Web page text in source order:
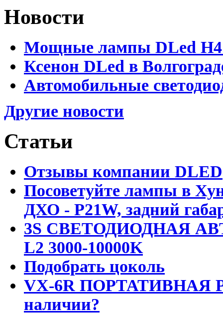
Новости
Мощные лампы DLed H4
Ксенон DLed в
Автомобильные
Другие новости
Статьи
Отзывы компании DLED
Посоветуйте лампы в
ДХО - P21W, задний
3S СВЕТОДИОДНАЯ
L2 3000-10000K
Подобрать цоколь
VX-6R ПОРТАТИВНАЯ
наличии?